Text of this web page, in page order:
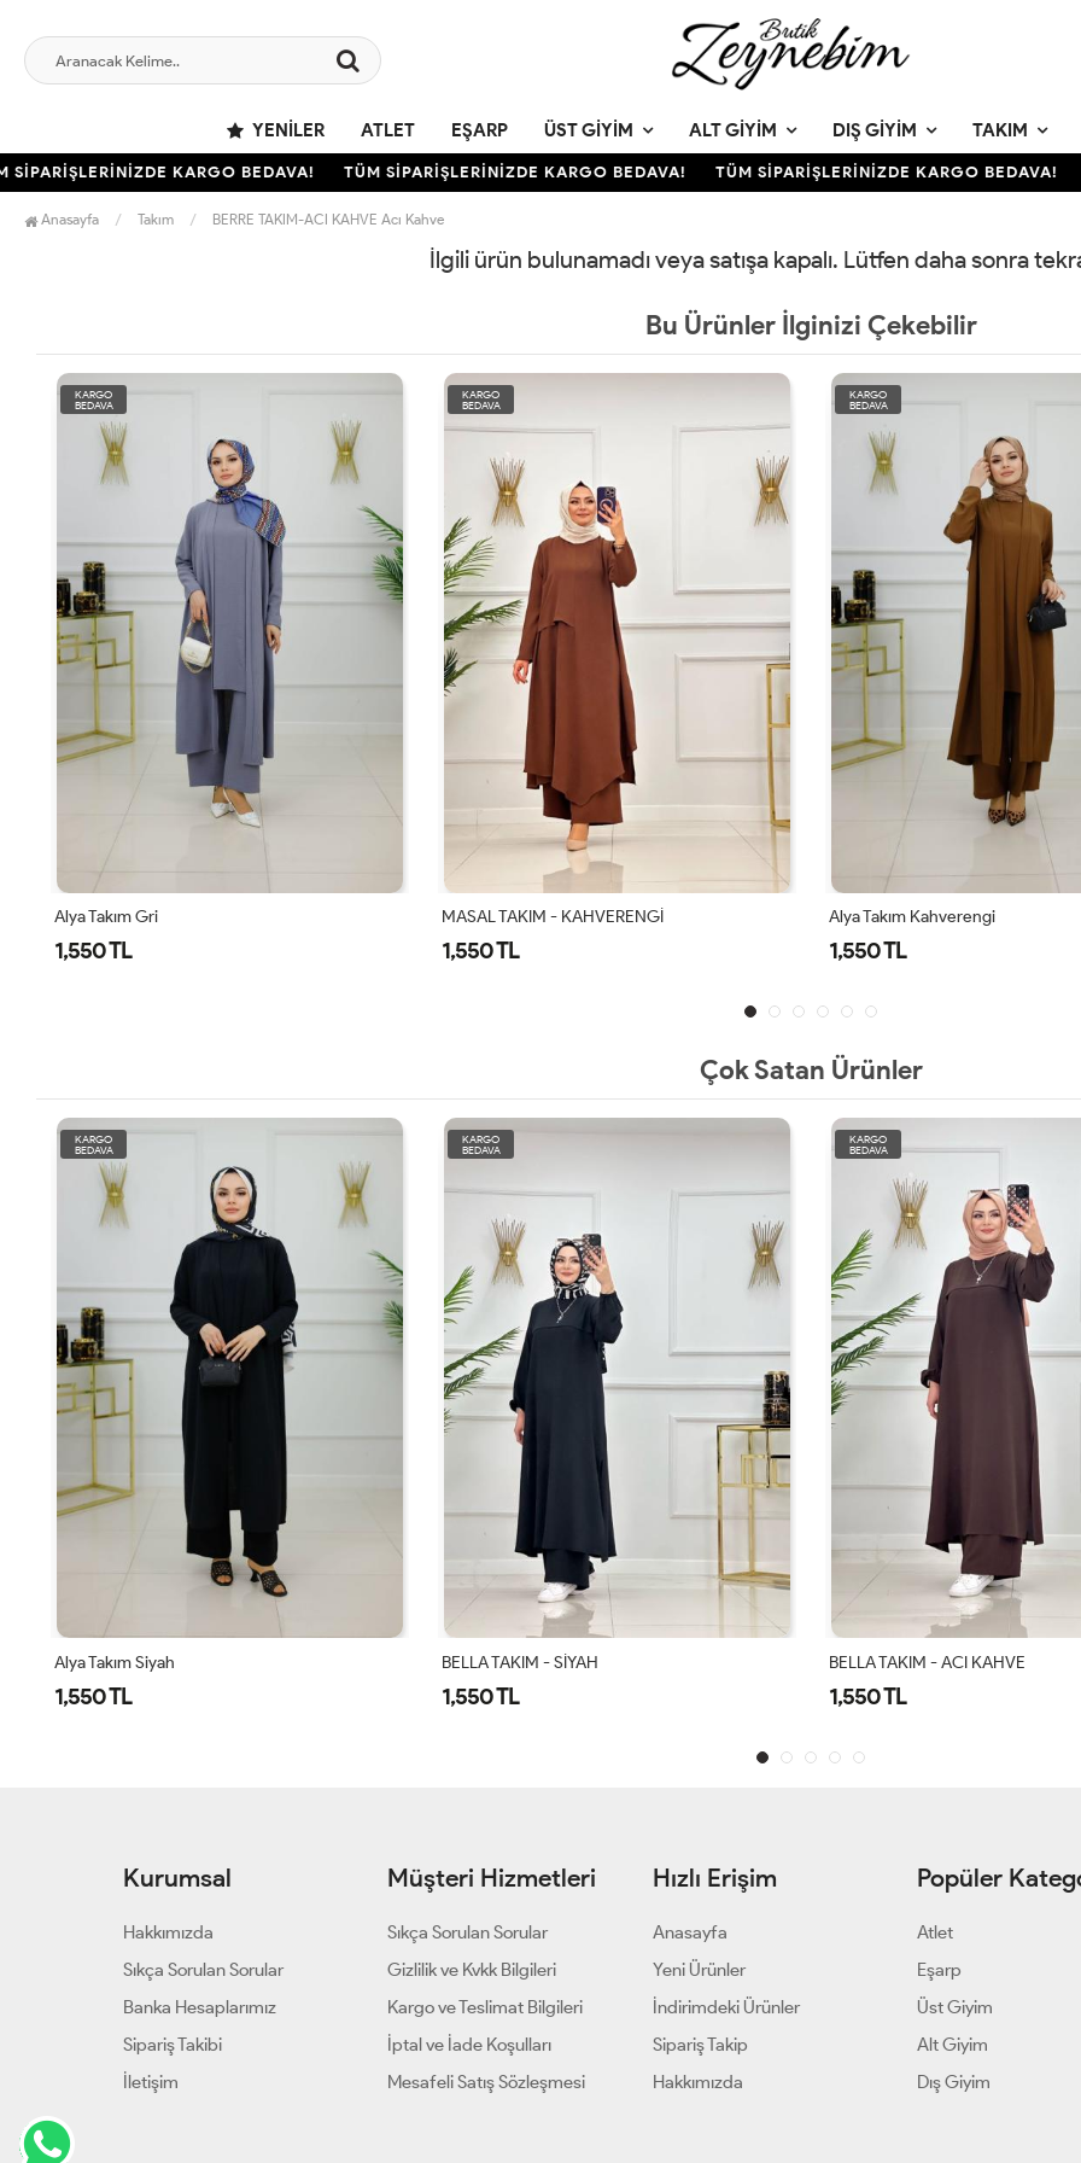
YENILER ATLET EŞARP ÜST GIYIM ALT GIYIM DIŞ GIYIM TAKIM
KARGO BEDAVA! TÜM SİPARİŞLERİNİZDE KARGO BEDAVA! TÜM SİPARİŞLERİNİZDE KARGO BEDAVA!
Anasayfa Takım BERRE TAKIM-ACI KAHVE Acı Kahve
İlgili ürün bulunamadı veya satışa kapalı. Lütfen daha sonra
Bu Ürünler İlginizi Çekebilir
KARGO
BEDAVA
MASAL TAKIM - KAHVERENGİ
1,550 TL
KARGO
BEDAVA
Alya Takım Kahverengi
1,550 TL
KARGO
BEDAVA
Alya Takım Lacivert
1,550 TL
Çok Satan Ürünler
KARGO
BEDAVA
BELLA TAKIM - SİYAH
1,550 TL
KARGO
BEDAVA
BELLA TAKIM - ACI KAHVE
1,550 TL
KARGO
BEDAVA
Gülşah Takım Siyah
1,900 TL
Kurumsal
Hakkımızda
Sıkça Sorulan Sorular
Banka Hesaplarımız
Sipariş Takibi
İletişim
Müşteri Hizmetleri
Sıkça Sorulan Sorular
Gizlilik ve Kvkk Bilgileri
Kargo ve Teslimat Bilgileri
İptal ve İade Koşulları
Mesafeli Satış Sözleşmesi
Hızlı Erişim
Anasayfa
Yeni Ürünler
İndirimdeki Ürünler
Sipariş Takip
Hakkımızda
Popüler
Atlet
Eşarp
Üst Giyim
Alt Giyim
Dış Giyim